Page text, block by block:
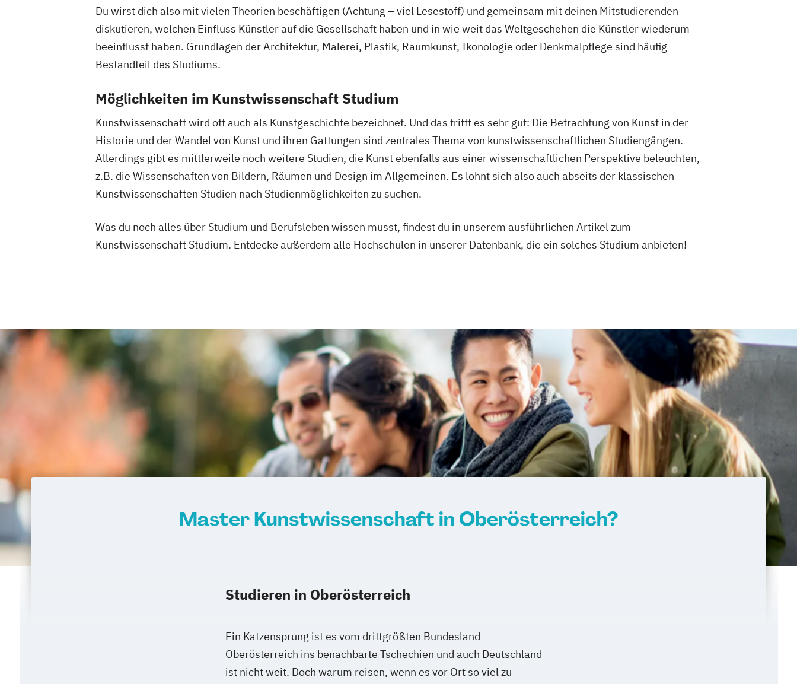
Du wirst dich also mit vielen Theorien beschäftigen (Achtung – viel Lesestoff) und gemeinsam mit deinen Mitstudierenden
diskutieren, welchen Einfluss Künstler auf die Gesellschaft haben und in wie weit das Weltgeschehen die Künstler wiederum
beeinflusst haben. Grundlagen der Architektur, Malerei, Plastik, Raumkunst, Ikonologie oder Denkmalpflege sind häufig
Bestandteil des Studiums.
Möglichkeiten im Kunstwissenschaft Studium
Kunstwissenschaft wird oft auch als Kunstgeschichte bezeichnet. Und das trifft es sehr gut: Die Betrachtung von Kunst in der
Historie und der Wandel von Kunst und ihren Gattungen sind zentrales Thema von kunstwissenschaftlichen Studiengängen.
Allerdings gibt es mittlerweile noch weitere Studien, die Kunst ebenfalls aus einer wissenschaftlichen Perspektive beleuchten,
z.B. die Wissenschaften von Bildern, Räumen und Design im Allgemeinen. Es lohnt sich also auch abseits der klassischen
Kunstwissenschaften Studien nach Studienmöglichkeiten zu suchen.
Was du noch alles über Studium und Berufsleben wissen musst, findest du in unserem ausführlichen Artikel zum
Kunstwissenschaft Studium. Entdecke außerdem alle Hochschulen in unserer Datenbank, die ein solches Studium anbieten!
Master Kunstwissenschaft in Oberösterreich?
Studieren in Oberösterreich
Ein Katzensprung ist es vom drittgrößten Bundesland
Oberösterreich ins benachbarte Tschechien und auch Deutschland
ist nicht weit. Doch warum reisen, wenn es vor Ort so viel zu